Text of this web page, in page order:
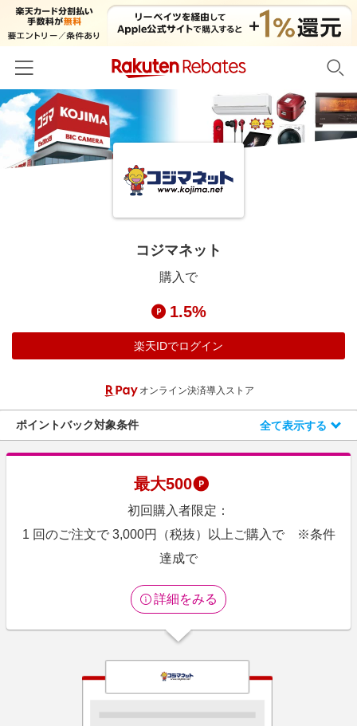
ホーム
カテゴリー一覧
百貨店・総合ECモール
家電・PC・スマホ・カメラ
スポーツ・アウトドア・ゴルフ
インテリア・寝具
ペット・花・DIY・車
リーベイツ注目ストア
わくわく夏特集
とことん買い物チャレンジ
Apple公式サイト×楽天カード分割払い
Samsung ボーナスキャンペーン
コジマネット
購入で
1.5%
楽天IDでログイン
オンライン決済導入ストア
ポイントバック対象条件 全て表示する
最大500
初回購入者限定：
1 回のご注文で 3,000円（税抜）以上ご購入で ※条件
達成で
詳細をみる